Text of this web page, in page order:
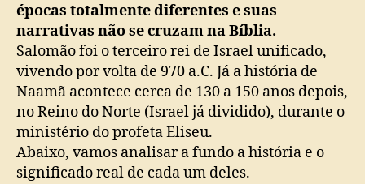
épocas totalmente diferentes e suas
narrativas não se cruzam na Bíblia.
Salomão foi o terceiro rei de Israel unificado,
vivendo por volta de 970 a.C. Já a história de
Naamã acontece cerca de 130 a 150 anos depois,
no Reino do Norte (Israel já dividido), durante o
ministério do profeta Eliseu.
Abaixo, vamos analisar a fundo a história e o
significado real de cada um deles.